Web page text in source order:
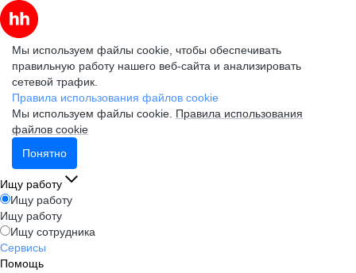
Мы используем файлы cookie, чтобы обеспечивать
правильную работу нашего веб-сайта и анализировать
сетевой трафик.
Правила использования файлов cookie
Мы используем файлы cookie. Правила использования
файлов cookie
Понятно
Ищу работу
Ищу работу
Ищу работу
Ищу сотрудника
Сервисы
Помощь